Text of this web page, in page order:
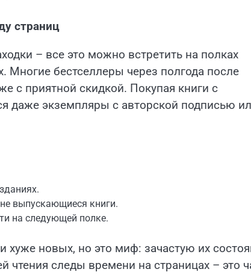
страниц
– все это можно встретить на полках
Многие бестселлеры через полгода после
с приятной скидкой. Покупая книги с
даже экземпляры с авторской подписью
выпускающиеся книги.
на следующей полке.
новых, но это миф: зачастую их
следы времени на страницах – это